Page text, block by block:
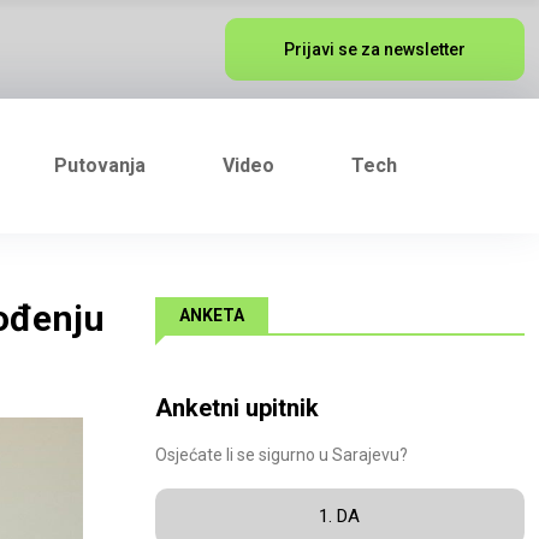
Prijavi se za newsletter
Putovanja Video Tech
ANKETA
Anketni upitnik
Osjećate li se sigurno u Sarajevu?
1. DA